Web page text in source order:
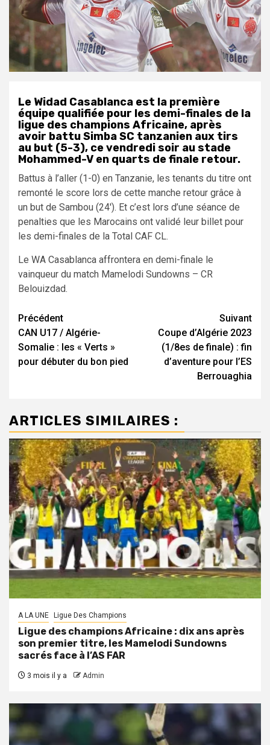
Le Widad Casablanca est la première
équipe qualifiée pour les demi-finales de la
ligue des champions Africaine, après
avoir battu Simba SC tanzanien aux tirs
au but (5-3), ce vendredi soir au stade
Mohammed-V en quarts de finale retour.
Battus à l’aller (1-0) en Tanzanie, les tenants du titre ont
remonté le score lors de cette manche retour grâce à
un but de Sambou (24′). Et c’est lors d’une séance de
penalties que les Marocains ont validé leur billet pour
les demi-finales de la Total CAF CL.
Le WA Casablanca affrontera en demi-finale le
vainqueur du match Mamelodi Sundowns – CR
Belouizdad.
Navigation
d’article
Précédent
CAN U17 / Algérie-
Somalie : les « Verts »
pour débuter du bon pied
Suivant
Coupe d’Algérie 2023
(1/8es de finale) : fin
d’aventure pour l’ES
Berrouaghia
ARTICLES SIMILAIRES :
A LA UNE Ligue Des Champions
Ligue des champions Africaine : dix ans après
son premier titre, les Mamelodi Sundowns
sacrés face à l’AS FAR
3 mois il y a Admin